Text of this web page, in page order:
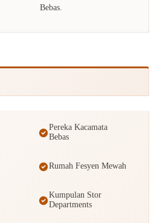
Bebas.
Pereka Kacamata
Bebas
Rumah Fesyen Mewah
Kumpulan Stor
Departments